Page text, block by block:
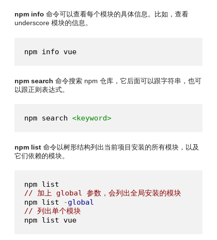
npm info 命令可以查看每个模块的具体信息。比如，查看
underscore 模块的信息。
npm info vue
npm search 命令搜索 npm 仓库，它后面可以跟字符串，也可
以跟正则表达式。
npm search <keyword>
npm list 命令以树形结构列出当前项目安装的所有模块，以及
它们依赖的模块。
// 加上 global 参数，会列出全局安装的模块
npm list
-global
// 列出单个模块
npm list vue